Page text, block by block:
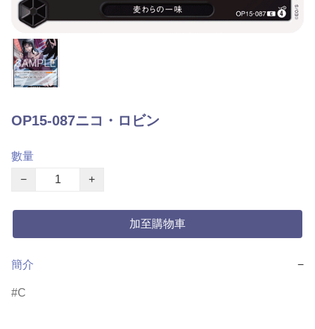
OP15-087ニコ・ロビン
數量
−
+
加至購物車
簡介 −
C